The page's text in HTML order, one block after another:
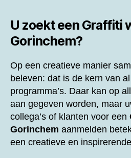
U zoekt een Graffiti
Gorinchem?
Op een creatieve manier
beleven: dat is de kern van
programma’s. Daar kan op
aan gegeven worden, maar
collega’s of klanten voor een
Gorinchem aanmelden
een creatieve en